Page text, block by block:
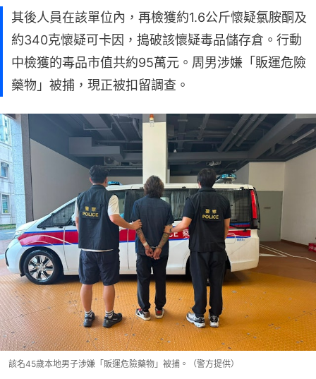
其後人員在該單位內，再檢獲約1.6公斤懷疑氯胺酮及
約340克懷疑可卡因，搗破該懷疑毒品儲存倉。行動
中檢獲的毒品市值共約95萬元。周男涉嫌「販運危險
藥物」被捕，現正被扣留調查。
該名45歲本地男子涉嫌「販運危險藥物」被捕。（警方提供）